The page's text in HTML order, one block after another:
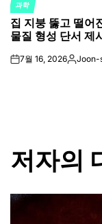
POSTED
IN
과학
집 지붕 뚫고 떨어
물질 형성 단서 제
on7월 16, 2026Posted
Joon-
저자의